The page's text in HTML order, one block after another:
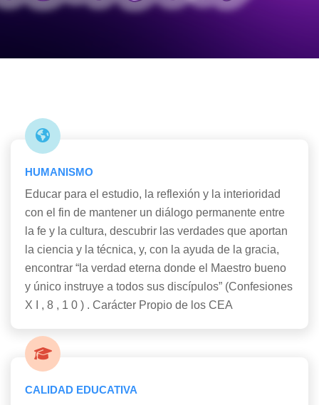
HUMANISMO
Educar para el estudio, la reflexión y la interioridad
con el fin de mantener un diálogo permanente entre
la fe y la cultura, descubrir las verdades que aportan
la ciencia y la técnica, y, con la ayuda de la gracia,
encontrar “la verdad eterna donde el Maestro bueno
y único instruye a todos sus discípulos” (Confesiones
X I , 8 , 1 0 ) . Carácter Propio de los CEA
CALIDAD EDUCATIVA